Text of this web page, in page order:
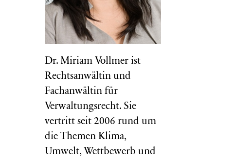
Dr. Miriam Vollmer ist
Rechtsanwältin und
Fachanwältin für
Verwaltungsrecht. Sie
vertritt seit 2006 rund um
die Themen Klima,
Umwelt, Wettbewerb und